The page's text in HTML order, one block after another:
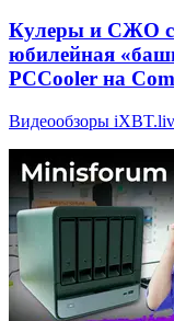
Кулеры и СЖО с
юбилейная
PCCooler на
Видеообзоры